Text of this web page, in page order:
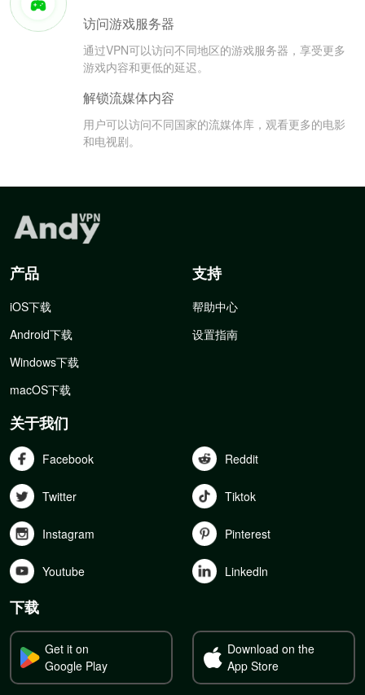
访问游戏服务器
通过VPN可以访问不同地区的游戏服务器，享受更多
游戏内容和更低的延迟。
解锁流媒体内容
用户可以访问不同国家的流媒体库，观看更多的电影
和电视剧。
产品
iOS下载
Android下载
Windows下载
macOS下载
支持
帮助中心
设置指南
关于我们
Facebook Reddit
Twitter Tiktok
Instagram Pinterest
Youtube Linkedln
下载
Get it on
Google Play
Download on the
App Store